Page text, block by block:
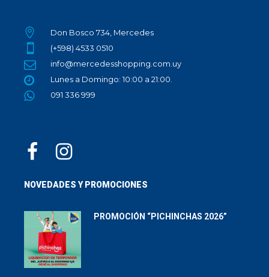
Don Bosco 734, Mercedes
(+598) 4533 0510
info@mercedesshopping.com.uy
Lunes a Domingo: 10:00 a 21:00.
091 336 999
NOVEDADES Y PROMOCIONES
PROMOCIÓN “PICHINCHAS 2026”